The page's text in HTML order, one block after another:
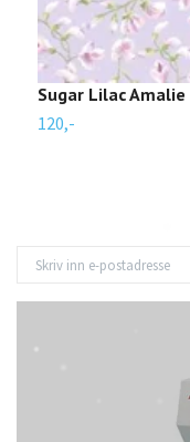
Sugar Lilac Amalie
120,-